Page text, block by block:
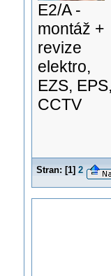
E2/A -
montáž +
revize
elektro,
EZS, EPS,
CCTV
Stran: [1] 2